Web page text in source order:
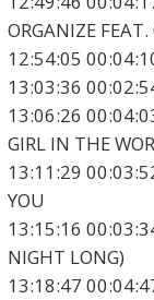
ORGANIZE
12:54:05
13:03:36
13:06:26
GIRL IN THE
13:11:29
YOU
13:15:16
NIGHT LONG)
13:18:47